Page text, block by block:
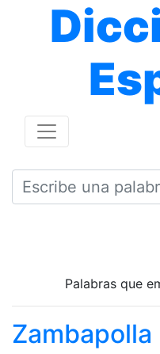
Palabras que
Zambapolla